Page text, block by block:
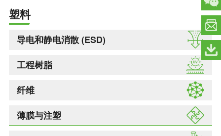
塑料
导电和静电消散 (ESD)
工程树脂
纤维
薄膜与注塑